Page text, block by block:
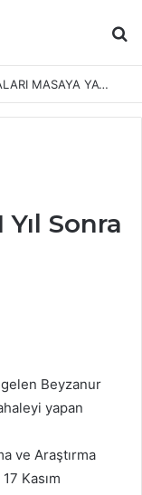
SİVAS’TA KÜLTÜR VE TURİZM ÇALIŞMALARI MASAYA YATIRILDI: YENİ PROJELER YOLDA
Sonra
Beyzanur
yapan
ve Araştırma
Kasım